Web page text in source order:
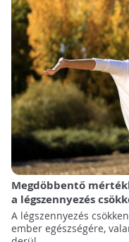
Megdöbbentő
a légszennyezés
A légszennyezés
ember egészségére,